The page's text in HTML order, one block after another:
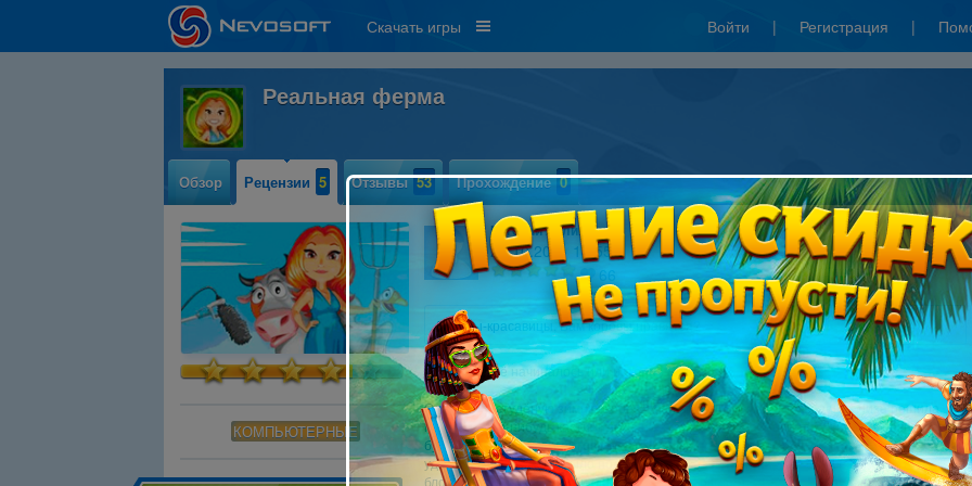
Скачать игры Войти | Регистрация |
Реальная ферма
Обзор Рецензии 5 Отзывы 53 Прохождение 0
КОМПЬЮТЕРНЫЕ
Евгений Холин
27.10.2011 16:55
66
Девицы-красавицы, Вам коровы нравятся?
♦♦♦Как же всё начиналось или история сюжетА♦♦♦
Однажды в студёную зимнюю пору... то есть в обычный летний денёк Лиза решила
пройти какой-нибудь кастинг(даже не зная, что и куда?),ведь ей было всё равно, что
будет за шоу!!! Конкурентов у неё не оказалось, и она была принята! Нет, я ей
удивляюсь, как можно было подписать контракт, не прочитав его!!! ("Типичная
блондинка" - скажете вы, и ошибётесь, она - рыжая)